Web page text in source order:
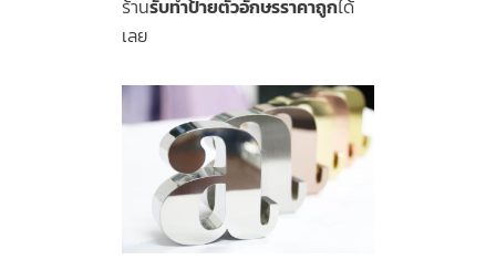
ร้านรับทําป้ายตัวอักษรราคาถูกได้
เลย